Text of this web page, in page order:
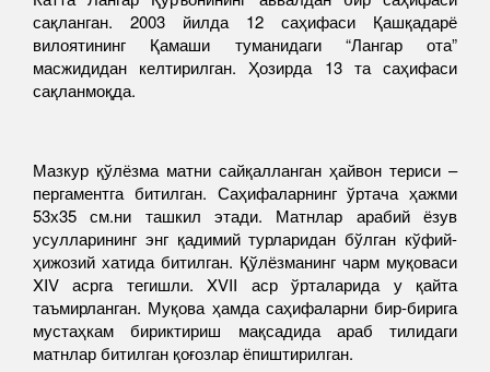
сақланган. 2003 йилда 12 саҳифаси Қашқадарё
вилоятининг Қамаши туманидаги “Лангар ота”
масжидидан келтирилган. Ҳозирда 13 та саҳифаси
сақланмоқда.
Мазкур қўлёзма матни сайқалланган ҳайвон териси –
пергаментга битилган. Саҳифаларнинг ўртача ҳажми
53х35 см.ни ташкил этади. Матнлар арабий ёзув
усулларининг энг қадимий турларидан бўлган кўфий-
ҳижозий хатида битилган. Қўлёзманинг чарм муқоваси
XIV асрга тегишли. XVII аср ўрталарида у қайта
таъмирланган. Муқова ҳамда саҳифаларни бир-бирига
мустаҳкам бириктириш мақсадида араб тилидаги
матнлар битилган қоғозлар ёпиштирилган.